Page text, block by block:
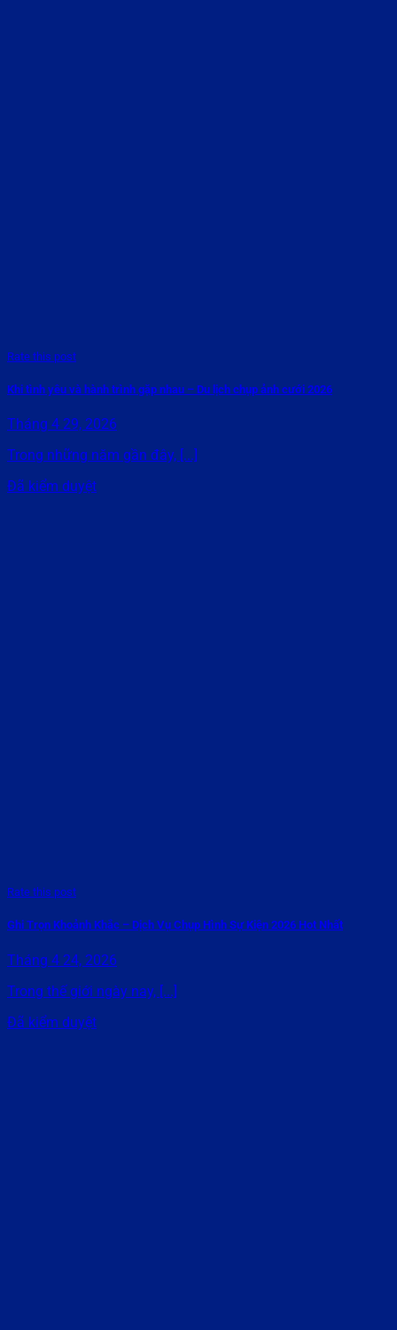
Rate this post
Khi tình yêu và hành trình gặp nhau – Du lịch chụp ảnh cưới 2026
Tháng 4 29, 2026
Trong những năm gần đây, [...]
Đã kiểm duyệt
Rate this post
Ghi Trọn Khoảnh Khắc – Dịch Vụ Chụp Hình Sự Kiện 2026 Hot Nhất
Tháng 4 24, 2026
Trong thế giới ngày nay, [...]
Đã kiểm duyệt